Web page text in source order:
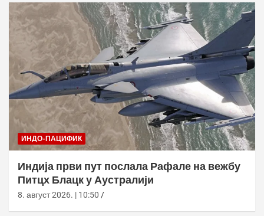
ИНДО-ПАЦИФИК
Индија први пут послала Рафале на вежбу
Питцх Блацк у Аустралији
8. август 2026. | 10:50